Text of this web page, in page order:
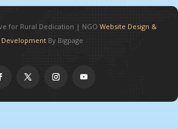
for Rural Dedication | NGO Website Design &
DevelopmentBy Bigpage